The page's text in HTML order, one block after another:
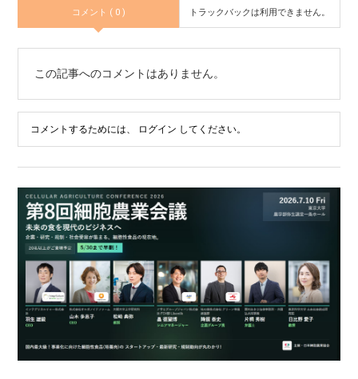
コメント ( 0 ) トラックバックは利用できません。
この記事へのコメントはありません。
コメントするためには、 ログイン してください。